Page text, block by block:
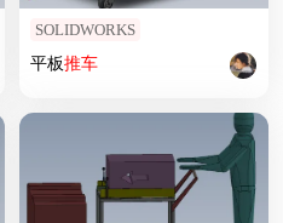
SOLIDWORKS
平板推车